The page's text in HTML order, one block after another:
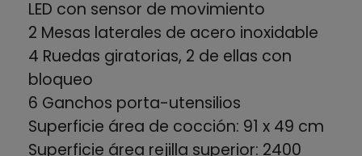
LED con sensor de movimiento
2 Mesas laterales de acero inoxidable
4 Ruedas giratorias, 2 de ellas con
bloqueo
6 Ganchos porta-utensilios
Superficie área de cocción: 91 x 49 cm
Superficie área rejilla superior: 2400